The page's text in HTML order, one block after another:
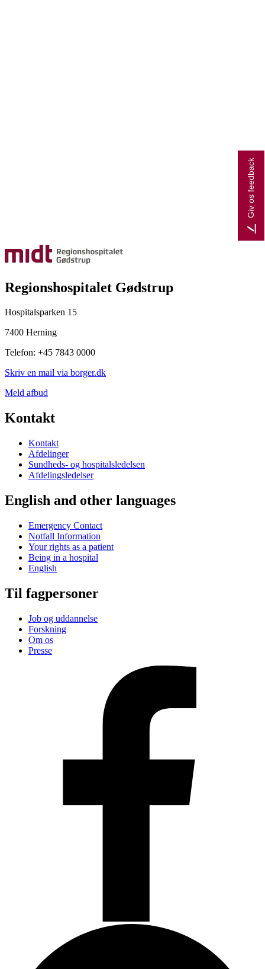
Regionshospitalet Gødstrup
Hospitalsparken 15
7400 Herning
Telefon: +45 7843 0000
Skriv en mail via borger.dk
Meld afbud
Kontakt
Kontakt
Afdelinger
Sundheds- og hospitalsledelsen
Afdelingsledelser
English and other languages
Emergency Contact
Notfall Information
Your rights as a patient
Being in a hospital
English
Til fagpersoner
Job og uddannelse
Forskning
Om os
Presse
Giv os feedback